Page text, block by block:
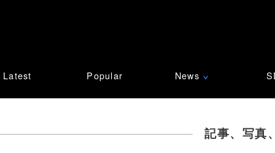
Latest Popular News ∨
記事、写真